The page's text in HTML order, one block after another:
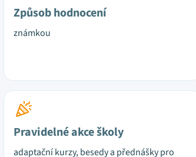
Způsob hodnocení
známkou
Pravidelné akce školy
adaptační kurzy, besedy a přednášky pro